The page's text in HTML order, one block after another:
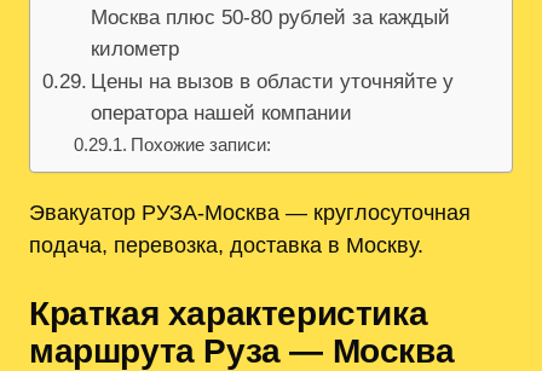
Москва плюс 50-80 рублей за каждый
километр
Цены на вызов в области уточняйте у
оператора нашей компании
Похожие записи:
Эвакуатор РУЗА-Москва — круглосуточная
подача, перевозка, доставка в Москву.
Краткая характеристика
маршрута Руза — Москва